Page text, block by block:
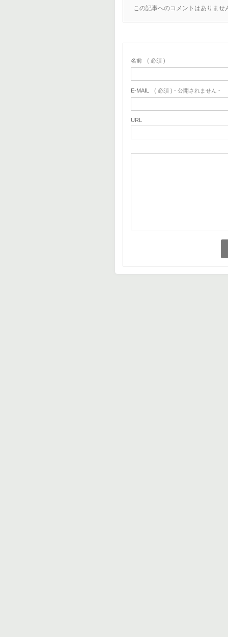
この記事へのコメントはありませ
名前 ( 必須 )
E-MAIL ( 必須 ) - 公開されません -
URL